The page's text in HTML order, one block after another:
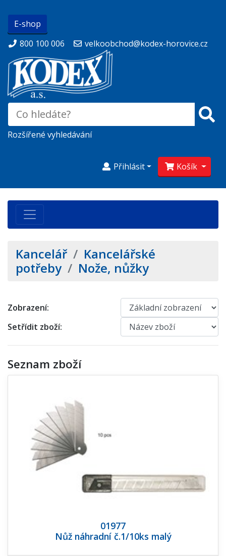
E-shop
800 100 006
velkoobchod@kodex-horovice.cz
Rozšířené vyhledávání
Košík
Přihlásit
Kancelář/ Kancelářské
potřeby/ Nože, nůžky
Zobrazení:
Setřídit zboží:
Seznam zboží
01977
Nůž náhradní č.1/10ks malý